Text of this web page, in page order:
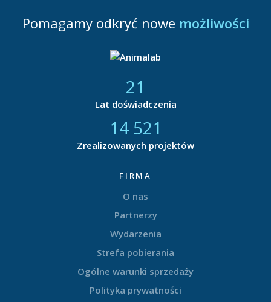
Pomagamy odkryć nowe możliwości
21
Lat doświadczenia
14 877
Zrealizowanych projektów
FIRMA
O nas
Partnerzy
Wydarzenia
Strefa pobierania
Ogólne warunki sprzedaży
Polityka prywatności